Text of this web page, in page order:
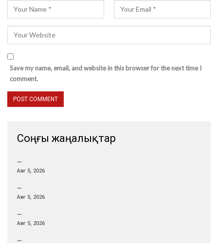
Save my name, email, and website in this browser for the next time I
comment.
Соңғы жаңалықтар
…
Авг 5, 2026
…
Авг 5, 2026
…
Авг 5, 2026
…